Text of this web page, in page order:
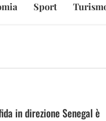
Sport
in direzione Senegal è